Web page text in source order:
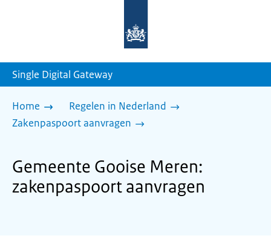
homepage
Single Digital Gateway
Home
Regelen in Nederland
Zakenpaspoort aanvragen
Gemeente Gooise Meren:
zakenpaspoort aanvragen